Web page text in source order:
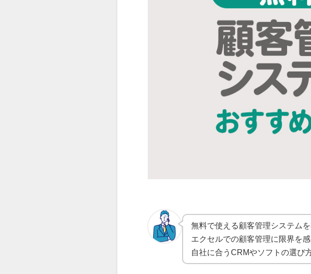
無料で使える顧客管理システム
エクセルでの顧客管理に限界を
自社に合うCRMやソフトの選び